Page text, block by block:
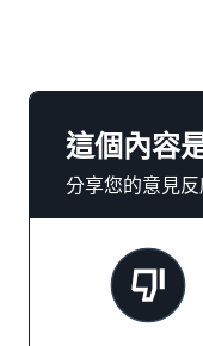
這個內容
分享您的意見